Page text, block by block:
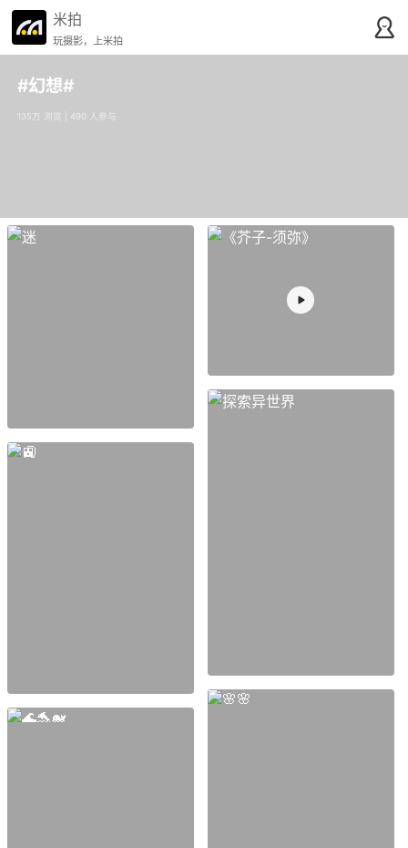
米拍
玩摄影，上米拍
#幻想#
135万 浏览 | 490 人参与